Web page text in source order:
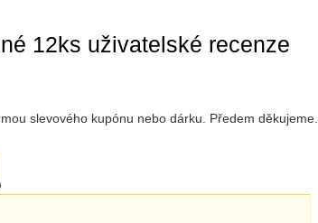
12ks uživatelské recenze
slevového kupónu nebo dárku. Předem děkujeme.